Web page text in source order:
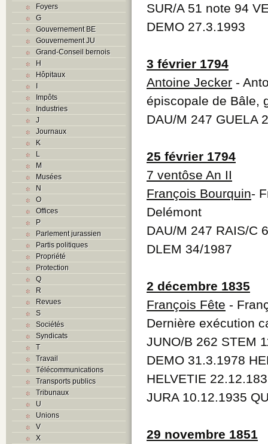
Foyers
G
Gouvernement BE
Gouvernement JU
Grand-Conseil bernois
H
Hôpitaux
I
Impôts
Industries
J
Journaux
K
L
M
Musées
N
O
Offices
P
Parlement jurassien
Partis politiques
Propriété
Protection
Q
R
Revues
S
Sociétés
Syndicats
T
Travail
Télécommunications
Transports publics
Tribunaux
U
Unions
V
X
SUR/A 51 note 94
DEMO 27.3.1993
3 février 1794
Antoine Jecker -
épiscopale de Bâle,
DAU/M 247 GUELA
25 février 1794
7 ventôse An II
François Bourquin-
Delémont
DAU/M 247 RAIS/C
DLEM 34/1987
2 décembre 1835
François Fête -
Dernière exécution
JUNO/B 262 STEM
DEMO 31.3.1978
HELVETIE
JURA 10.12.1935
29 novembre 1851